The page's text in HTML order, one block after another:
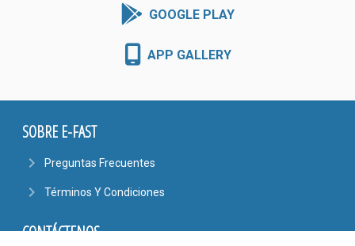
GOOGLE PLAY
APP GALLERY
SOBRE E-FAST
navigate_next Preguntas Frecuentes
navigate_next Términos Y Condiciones
CONTÁCTENOS